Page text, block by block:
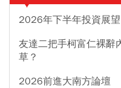
2026年下半年投資展
友達二把手柯富仁裸辭
草？
2026前進大南方論壇